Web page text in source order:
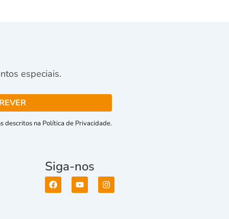
especiais.
descritos na Política de Privacidade.
Siga-nos